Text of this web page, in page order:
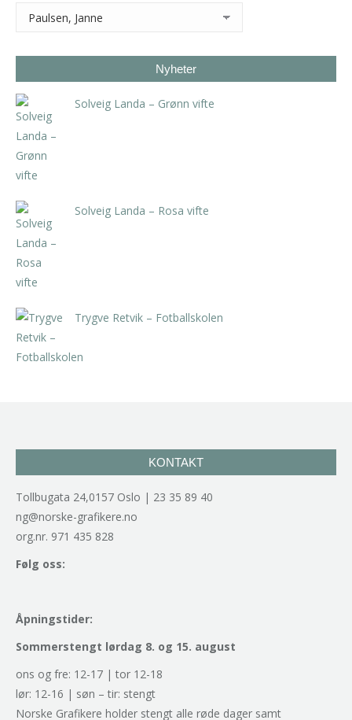
Nyheter
Solveig Landa – Grønn vifte
Solveig Landa – Rosa vifte
Trygve Retvik – Fotballskolen
KONTAKT
Tollbugata 24,0157 Oslo | 23 35 89 40
ng@norske-grafikere.no
org.nr. 971 435 828
Følg oss:
Åpningstider:
Sommerstengt lørdag 8. og 15. august
ons og fre: 12-17 | tor 12-18
lør: 12-16 | søn – tir: stengt
Norske Grafikere holder stengt alle røde dager samt